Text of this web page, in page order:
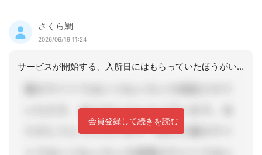
さくら鯛
2026/06/19 11:24
サービスが開始する、入所日にはもらっていたほうがいいと思います。
会員登録して続きを読む